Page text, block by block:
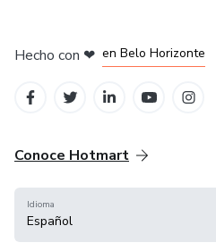
Hecho con ❤ en Belo Horizonte
Conoce Hotmart
Idioma
Español